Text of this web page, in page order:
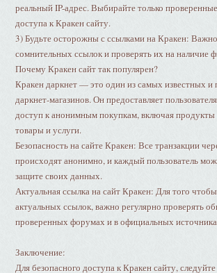
реальный IP-адрес. Выбирайте только
доступа к Кракен сайту.
3) Будьте осторожны с ссылками на Кракен: Важно
сомнительных ссылок и проверять их на наличие
Почему Кракен сайт так популярен?
Кракен даркнет — это один из самых известных и
даркнет-магазинов. Он предоставляет
доступ к анонимным покупкам, включая продукты
товары и услуги.
Безопасность на сайте Кракен: Все транзакции
происходят анонимно, и каждый пользователь
защите своих данных.
Актуальная ссылка на сайт Кракен: Для того
актуальных ссылок, важно регулярно проверять
проверенных форумах и в официальных
Заключение:
Для безопасного доступа к Кракен сайту,